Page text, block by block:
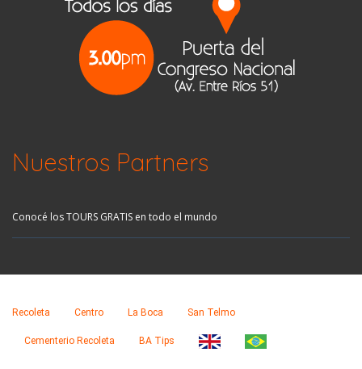
Nuestros Partners
Conocé los TOURS GRATIS en todo el mundo
Recoleta Centro La Boca San Telmo
Cementerio Recoleta BA Tips